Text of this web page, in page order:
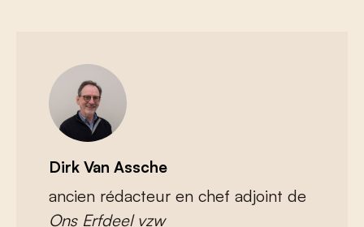
Dirk Van Assche
ancien rédacteur en chef adjoint de
Ons Erfdeel vzw